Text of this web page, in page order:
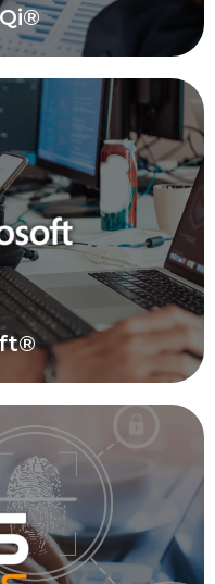
de sistemas
tecnológicas
Microsoft para
empresarial.